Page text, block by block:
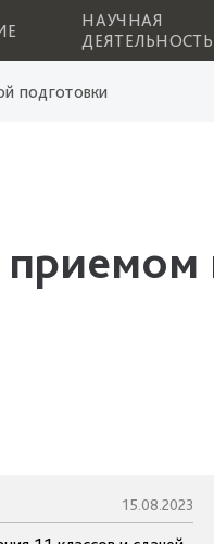
НАУЧНАЯ
ДЕЯТЕЛЬНОСТЬ
подготовки
15.08.2023